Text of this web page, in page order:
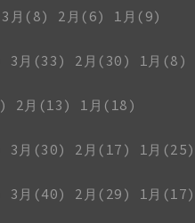
3月(8) 2月(6)
1月(9)
3月(33) 2月(30)
1月(8)
2月(13)
1月(18)
3月(30) 2月(17)
1月(25)
3月(40) 2月(29)
1月(17)